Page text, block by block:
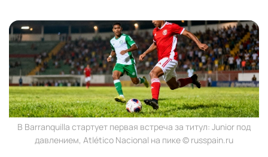
В Barranquilla стартует первая встреча за титул: Junior под
давлением, Atlético Nacional на пике © russpain.ru